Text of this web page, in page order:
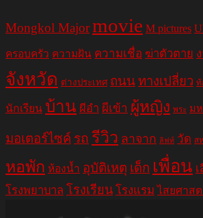
Mongkol Majormovie M pictures
ครอบครัว ความฝัน ความเชื่อ ฆ่าตัวตาย
จังหวัด ต่างประเทศ ถนนทางเปลี่ยว ท้
นักเรียน บ้าน ผีอำ ผีเข้า ผู้หญิง พระ ม
มอเตอร์ไซค์ รถ รีวิว ลาจาก ลิฟท์ วัด ส
หอพัก ห้องน้ำ อุบัติเหตุ เด็ก เพื่อน
โรงพยาบาล โรงเรียน โรงแรม ไสยศาส